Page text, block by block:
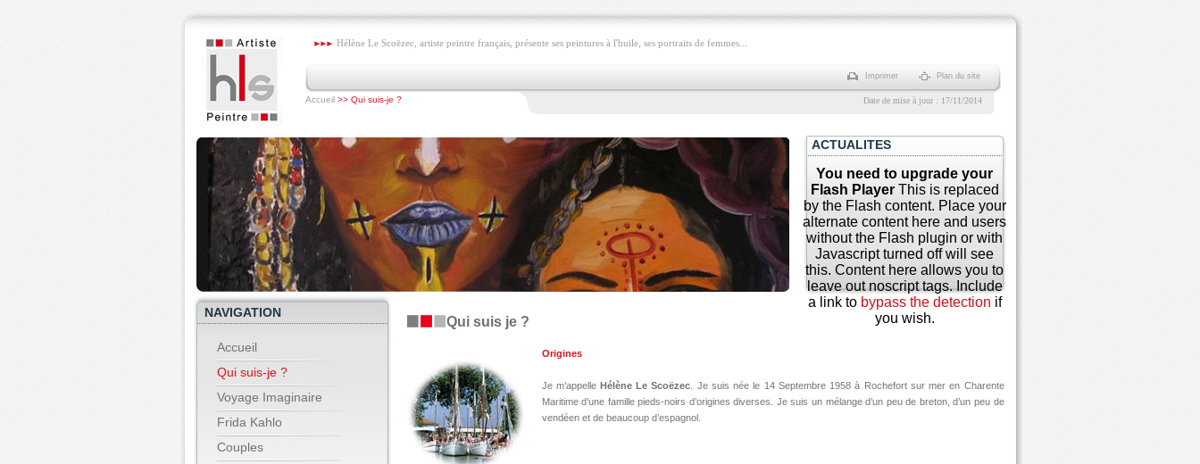
Hélène Le Scoëzec, artiste peintre français, présente ses peintures à l'huile, ses portraits de femmes...
Imprimer Plan du site
Accueil>> Qui suis-je ? Date de mise à jour : 17/11/2014
ACTUALITES
You need to upgrade your
Flash PlayerThis is replaced
by the Flash content. Place your
alternate content here and users
without the Flash plugin or with
Javascript turned off will see
this. Content here allows you to
leave outnoscripttags. Include
a link to bypass the detection if
you wish.
NAVIGATION
Accueil
Qui suis-je ?
Voyage Imaginaire
Frida Kahlo
Couples
Qui suis je ?
Origines
Je m’appelle Hélène Le Scoëzec . Je suis née le 14 Septembre 1958 à Rochefort sur mer en Charente
Maritime d’une famille pieds-noirs d’origines diverses. Je suis un mélange d’un peu de breton, d’un peu de
vendéen et de beaucoup d’espagnol.